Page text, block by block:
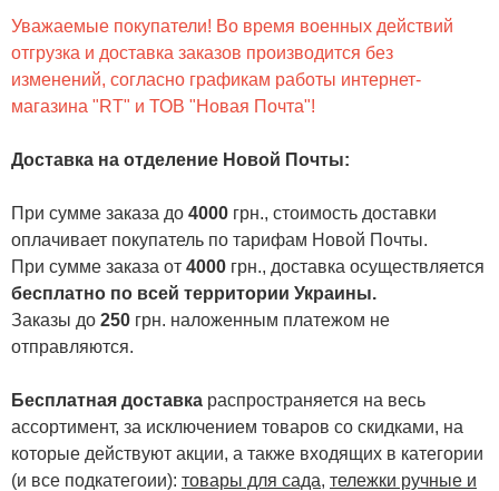
Уважаемые покупатели! Во время военных действий
отгрузка и доставка заказов производится без
изменений, согласно графикам работы интернет-
магазина "RT" и ТОВ "Новая Почта"!
Доставка на отделение Новой Почты:
При сумме заказа до 4000 грн., стоимость доставки
оплачивает покупатель по тарифам Новой Почты.
При сумме заказа от 4000 грн., доставка осуществляется
бесплатно по всей территории Украины.
Заказы до 250 грн. наложенным платежом не
отправляются.
Бесплатная доставка распространяется на весь
ассортимент, за исключением товаров со скидками, на
которые действуют акции, а также входящих в категории
(и все подкатегоии): товары для сада, тележки ручные и